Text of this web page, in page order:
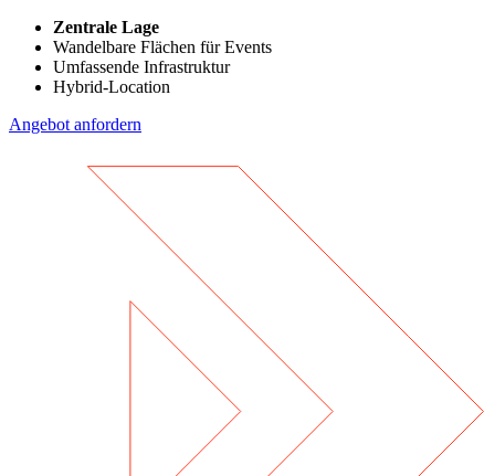
Zentrale Lage
Wandelbare Flächen für Events
Umfassende Infrastruktur
Hybrid-Location
Angebot anfordern